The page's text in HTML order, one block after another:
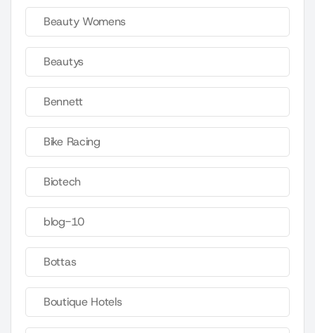
Beauty Womens
Beautys
Bennett
Bike Racing
Biotech
blog-10
Bottas
Boutique Hotels